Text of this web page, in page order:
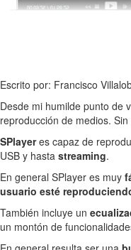
Escrito por: Francisco
Desde mi humilde punto de
reproducción de medios.
SPlayeres capaz de
USB y hasta streaming.
En general SPlayer es muy
usuario esté
También incluye un
un montón de